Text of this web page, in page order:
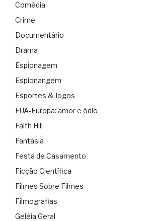
Comédia
Crime
Documentário
Drama
Espionagem
Espionangem
Esportes & Jogos
EUA-Europa: amor e ódio
Faith Hill
Fantasia
Festa de Casamento
Ficção Científica
Filmes Sobre Filmes
Filmografias
Geléia Geral